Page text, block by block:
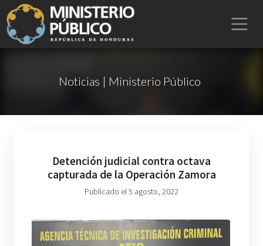
Noticias | Ministerio Público
Detención judicial contra octava
capturada de la Operación Zamora
Publicado el 5 agosto, 2022